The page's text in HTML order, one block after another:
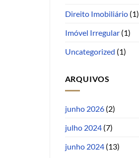
Direito Imobiliário(1)
Imóvel Irregular(1)
Uncategorized (1)
ARQUIVOS
junho 2026(2)
julho 2024(7)
junho 2024(13)